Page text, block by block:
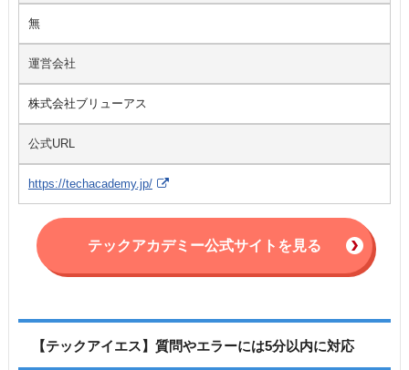
無
運営会社
株式会社ブリューアス
公式URL
https://techacademy.jp/
テックアカデミー公式サイトを見る
【テックアイエス】質問やエラーには5分以内に対応